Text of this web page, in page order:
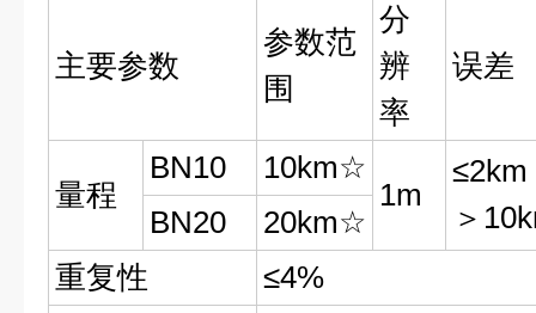
主要参数
参数范
围
分
辨
率
误差
量程
BN10 10km☆
1m
≤2km
＞
BN20
20km☆
重复性
≤4%